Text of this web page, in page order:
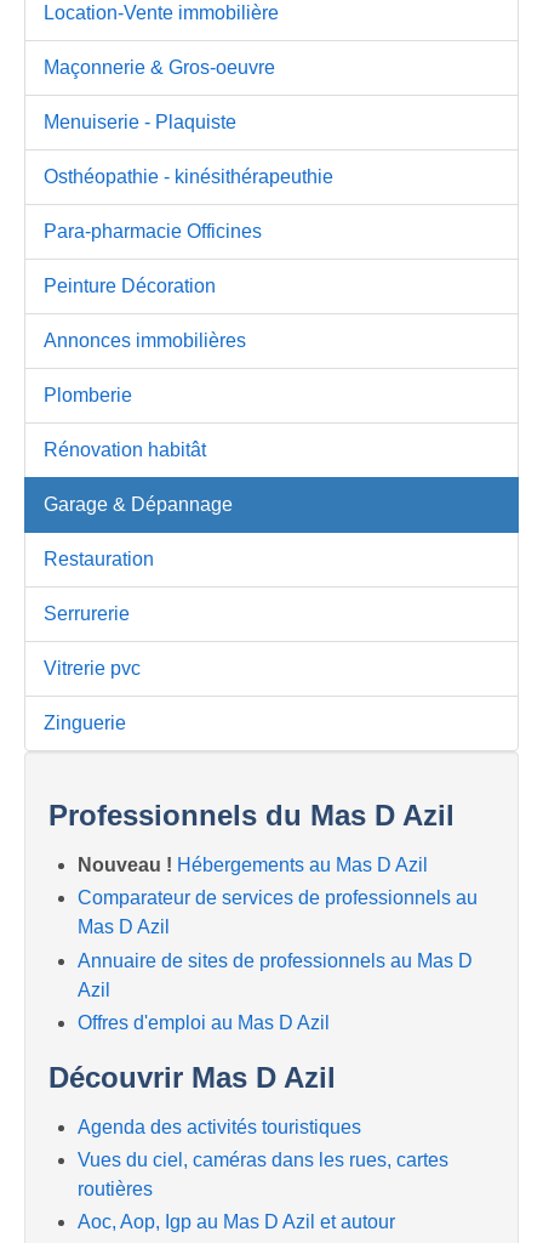
Location-Vente immobilière
Maçonnerie & Gros-oeuvre
Menuiserie - Plaquiste
Osthéopathie - kinésithérapeuthie
Para-pharmacie Officines
Peinture Décoration
Annonces immobilières
Plomberie
Rénovation habitât
Garage & Dépannage
Restauration
Serrurerie
Vitrerie pvc
Zinguerie
Professionnels du Mas D Azil
Nouveau ! Hébergements au Mas D Azil
Comparateur de services de professionnels au
Mas D Azil
Annuaire de sites de professionnels au Mas D
Azil
Offres d'emploi au Mas D Azil
Découvrir Mas D Azil
Agenda des activités touristiques
Vues du ciel, caméras dans les rues, cartes
routières
Aoc, Aop, Igp au Mas D Azil et autour